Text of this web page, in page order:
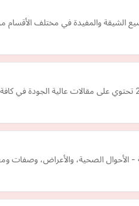
الشيقة والمفيدة في مختلف
الأحوال الصحية، والأعراض، وصفات